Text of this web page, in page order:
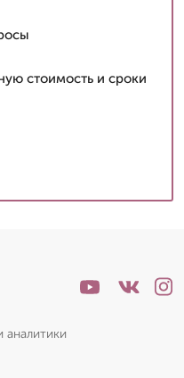
стоимость и сроки
аналитики